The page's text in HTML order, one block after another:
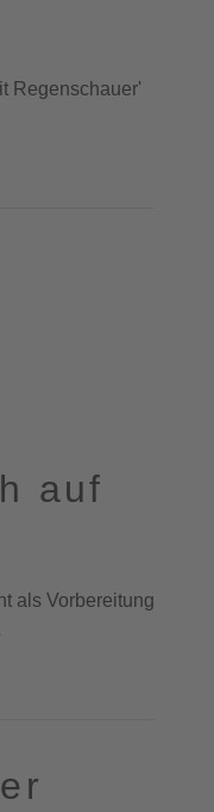
Regenschauer'
auf
als Vorbereitung